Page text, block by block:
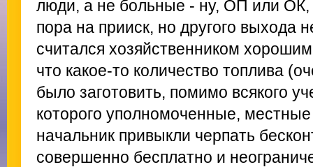
люди, а не больные - ну, ОП или
пора на прииск, но другого выхода
считался хозяйственником
что какое-то количество топлива
было заготовить, помимо всякого
которого уполномоченные,
начальник привыкли черпать
совершенно бесплатно и